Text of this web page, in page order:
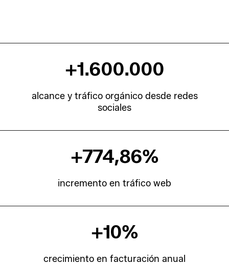
+1.600.000
alcance y tráfico orgánico desde redes
sociales
+774,86%
incremento en tráfico web
+10%
crecimiento en facturación anual